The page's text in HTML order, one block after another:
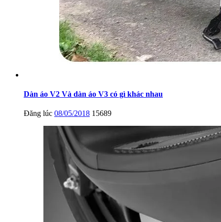
Dàn áo V2 Và dàn áo V3 có gì khác nhau
Đăng lúc 08/05/2018 15689